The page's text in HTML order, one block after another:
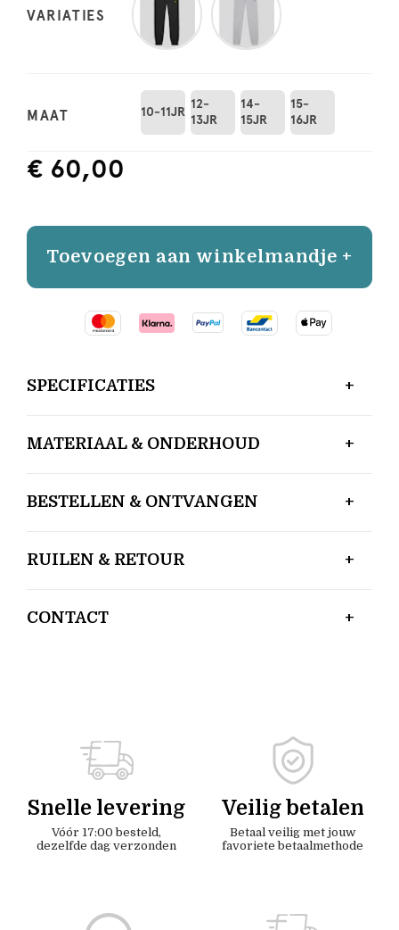
VARIATIES
MAAT 10-11JR
12-
13JR
14-
15JR
15-
16JR
€ 60,00
Toevoegen aan winkelmandje +
SPECIFICATIES
MATERIAAL & ONDERHOUD
BESTELLEN & ONTVANGEN
RUILEN & RETOUR
CONTACT
Snelle levering
Vóór 17:00 besteld,
dezelfde dag verzonden
Veilig betalen
Betaal veilig met jouw
favoriete betaalmethode